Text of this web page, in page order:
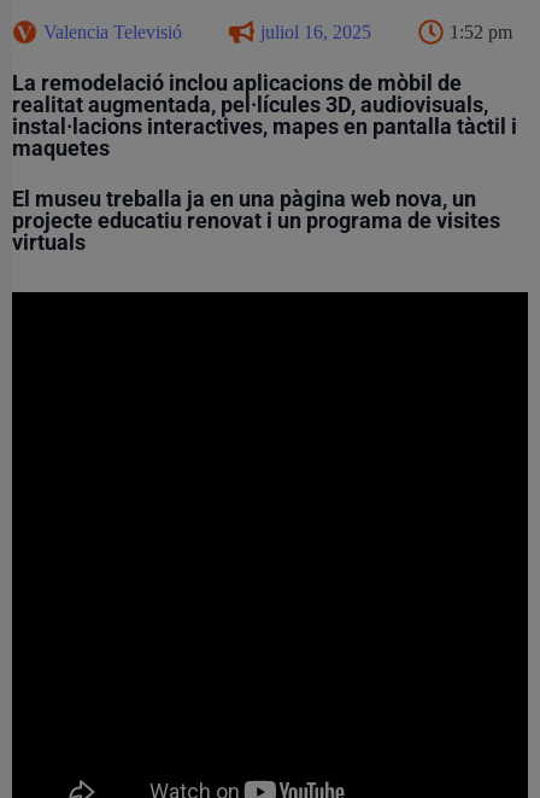
Valencia Televisió juliol 16, 2025 1:52 pm
La remodelació inclou aplicacions de mòbil de
realitat augmentada, pel·lícules 3D, audiovisuals,
instal·lacions interactives, mapes en pantalla tàctil i
maquetes
El museu treballa ja en una pàgina web nova, un
projecte educatiu renovat i un programa de visites
virtuals